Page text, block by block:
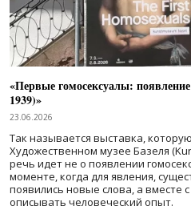
«Первые гомосексуалы:
1939)»
23.06.2026
Так называется выставка,
Художественном музее Базеля
речь идет не о появлении
моменте, когда для явления,
появились новые слова, а вместе
описывать человеческий опыт.